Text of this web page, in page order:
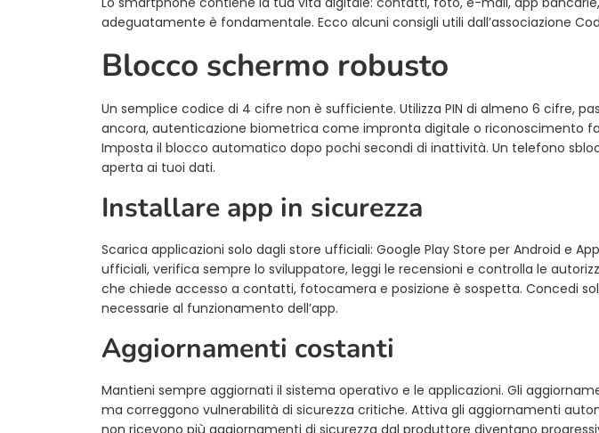
adeguatamente è fondamentale. Ecco alcuni consigli utili dall’associazione
Blocco schermo robusto
Un semplice codice di 4 cifre non è sufficiente. Utilizza PIN di almeno 6 cifre,
ancora, autenticazione biometrica come impronta digitale o riconoscimento
Imposta il blocco automatico dopo pochi secondi di inattività. Un telefono
aperta ai tuoi dati.
Installare app in sicurezza
Scarica applicazioni solo dagli store ufficiali: Google Play Store per Android e
ufficiali, verifica sempre lo sviluppatore, leggi le recensioni e controlla le
che chiede accesso a contatti, fotocamera e posizione è sospetta. Concedi
necessarie al funzionamento dell’app.
Aggiornamenti costanti
Mantieni sempre aggiornati il sistema operativo e le applicazioni. Gli
ma correggono vulnerabilità di sicurezza critiche. Attiva gli aggiornamenti
non ricevono più aggiornamenti di sicurezza dal produttore diventano